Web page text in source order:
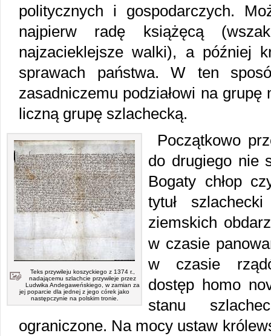
politycznych i gospodarczych.
najpierw radę książęcą
najzacieklejsze walki), a później
sprawach państwa. W ten
zasadniczemu podziałowi na grupę
liczną grupę szlachecką.
Teks przywileju koszyckiego z 1374 r.,
nadającemu szlachcie przywileje przez
Ludwika Andegaweńskiego, w zamian za
jej poparcie dla jednej z jego córek jako
następczynie na polskim tronie.
Początkowo
do drugiego nie
Bogaty chłop
tytuł
ziemskich
w czasie
w czasie
dostęp homo
stanu
ograniczone. Na mocy ustaw